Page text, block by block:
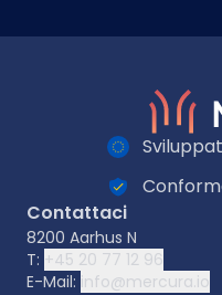
Contattaci
8200 Aarhus N
T: +45 20 77 12 96
E-Mail: info@mercura.io